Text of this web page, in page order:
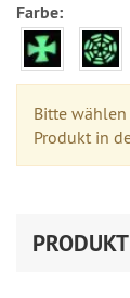
Farbe:
Bitte
Produkt in